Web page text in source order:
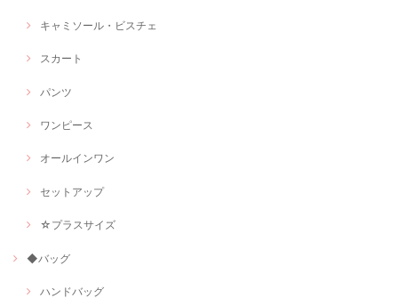
キャミソール・ビスチェ
スカート
パンツ
ワンピース
オールインワン
セットアップ
☆プラスサイズ
◆バッグ
ハンドバッグ